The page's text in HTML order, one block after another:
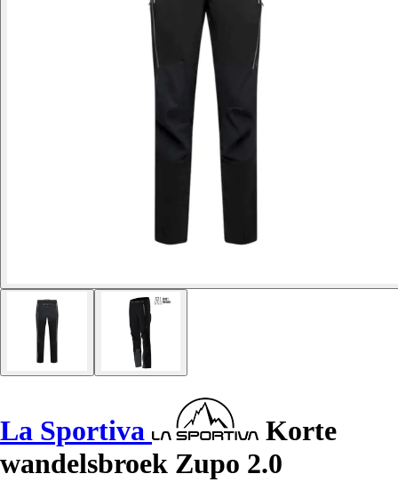
La Sportiva
Korte
wandelsbroek Zupo 2.0